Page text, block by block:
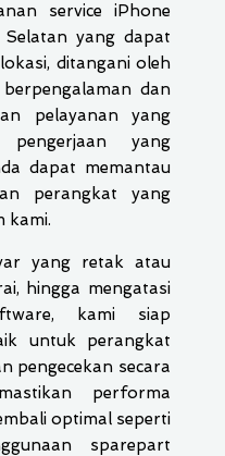
service iPhone
yang dapat
ditangani oleh
dan
pelayanan yang
yang
dapat memantau
perangkat yang
kami.
yang retak atau
hingga mengatasi
kami siap
untuk perangkat
pengecekan secara
performa
optimal seperti
sparepart